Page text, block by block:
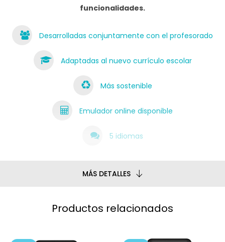
funcionalidades.
Desarrolladas conjuntamente con el profesorado
Adaptadas al nuevo currículo escolar
Más sostenible
Emulador online disponible
5 idiomas
MÁS DETALLES
Productos relacionados